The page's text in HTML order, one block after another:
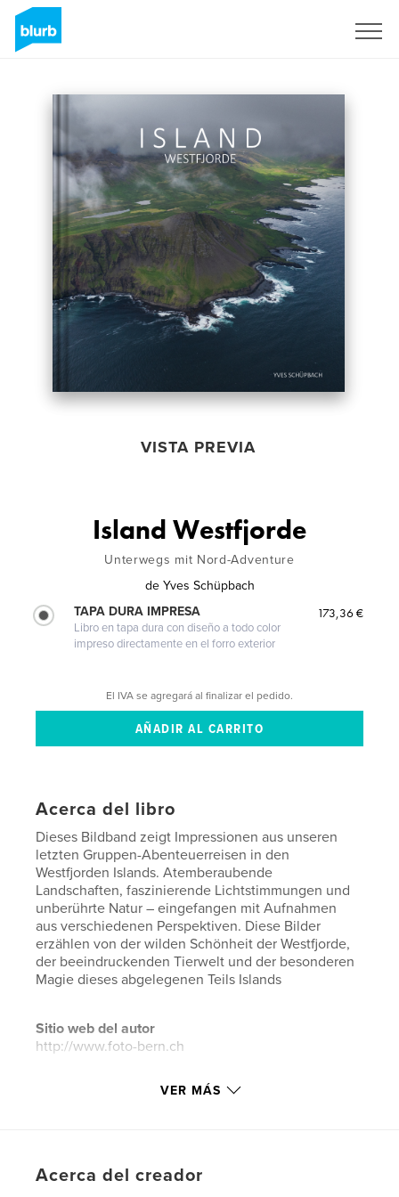
VISTA PREVIA
Island Westfjorde
Unterwegs mit Nord-Adventure
de Yves Schüpbach
TAPA DURA IMPRESA
Libro en tapa dura con diseño a todo color
impreso directamente en el forro exterior
173,36 €
El IVA se agregará al finalizar el pedido.
Acerca del libro
Dieses Bildband zeigt Impressionen aus unseren
letzten Gruppen-Abenteuerreisen in den
Westfjorden Islands. Atemberaubende
Landschaften, faszinierende Lichtstimmungen und
unberührte Natur – eingefangen mit Aufnahmen
aus verschiedenen Perspektiven. Diese Bilder
erzählen von der wilden Schönheit der Westfjorde,
der beeindruckenden Tierwelt und der besonderen
Magie dieses abgelegenen Teils Islands
Sitio web del autor
http://www.foto-bern.ch
Características y detalles
Características:Cuadrado grande, 30×30 cm
VER MÁS
Acerca del creador